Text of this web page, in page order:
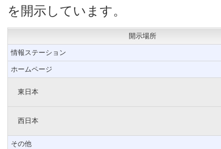
を開示しています。
開示場所
情報ステーション
ホームページ
東日本
西日本
その他